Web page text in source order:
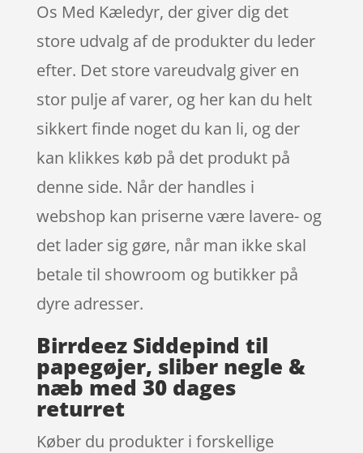
Os Med Kæledyr, der giver dig det
store udvalg af de produkter du leder
efter. Det store vareudvalg giver en
stor pulje af varer, og her kan du helt
sikkert finde noget du kan li, og der
kan klikkes køb på det produkt på
denne side. Når der handles i
webshop kan priserne være lavere- og
det lader sig gøre, når man ikke skal
betale til showroom og butikker på
dyre adresser.
Birrdeez Siddepind til
papegøjer, sliber negle &
næb med 30 dages
returret
Køber du produkter i forskellige